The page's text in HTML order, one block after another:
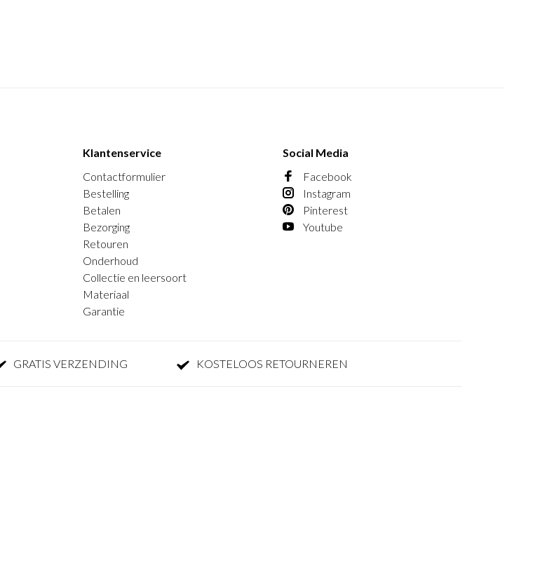
Klantenservice
Contactformulier
Bestelling
Betalen
Bezorging
Retouren
Onderhoud
Collectie en leersoort
Materiaal
Garantie
Social Media
Facebook
Instagram
Pinterest
Youtube
GRATIS VERZENDING KOSTELOOS RETOURNEREN